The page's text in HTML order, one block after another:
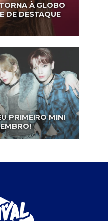
À GLOBO
DE DESTAQUE
PRIMEIRO MINI